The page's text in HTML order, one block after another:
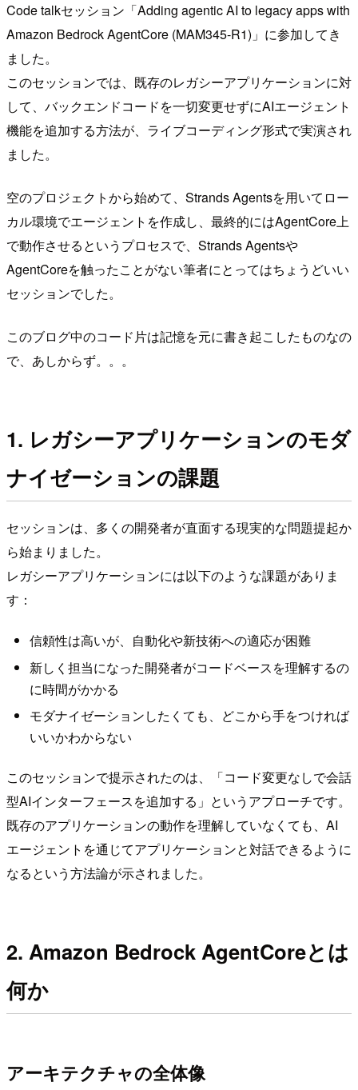
Code talkセッション「Adding agentic AI to legacy apps with
Amazon Bedrock AgentCore (MAM345-R1)」に参加してき
ました。
このセッションでは、既存のレガシーアプリケーションに対
して、バックエンドコードを一切変更せずにAIエージェント
機能を追加する方法が、ライブコーディング形式で実演され
ました。
空のプロジェクトから始めて、Strands Agentsを用いてロー
カル環境でエージェントを作成し、最終的にはAgentCore上
で動作させるというプロセスで、Strands Agentsや
AgentCoreを触ったことがない筆者にとってはちょうどいい
セッションでした。
このブログ中のコード片は記憶を元に書き起こしたものなの
で、あしからず。。。
1. レガシーアプリケーションのモダ
ナイゼーションの課題
セッションは、多くの開発者が直面する現実的な問題提起か
ら始まりました。
レガシーアプリケーションには以下のような課題がありま
す：
信頼性は高いが、自動化や新技術への適応が困難
新しく担当になった開発者がコードベースを理解するの
に時間がかかる
モダナイゼーションしたくても、どこから手をつければ
いいかわからない
このセッションで提示されたのは、「コード変更なしで会話
型AIインターフェースを追加する」というアプローチです。
既存のアプリケーションの動作を理解していなくても、AI
エージェントを通じてアプリケーションと対話できるように
なるという方法論が示されました。
2. Amazon Bedrock AgentCoreとは
何か
アーキテクチャの全体像